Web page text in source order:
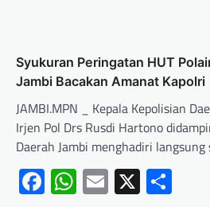
Syukuran Peringatan HUT
Jambi Bacakan Amanat Kapolri
JAMBI.MPN _ Kepala Kepolisian
Irjen Pol Drs Rusdi Hartono
Daerah Jambi menghadiri
Facebook
WhatsApp
Email
X